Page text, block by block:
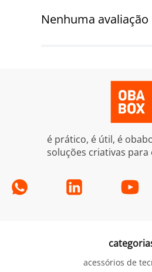
Nenhuma avaliação
é prático, é útil, é
soluções criativas para
acessórios de